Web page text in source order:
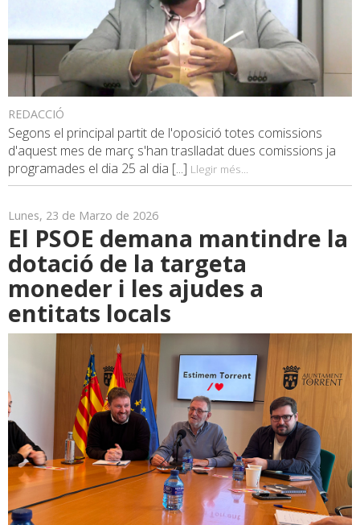
REDACCIÓ
Segons el principal partit de l'oposició totes comissions
d'aquest mes de març s'han traslladat dues comissions ja
programades el dia 25 al dia [...] Llegir més...
Lunes, 23 de Marzo de 2026
El PSOE demana mantindre la
dotació de la targeta
moneder i les ajudes a
entitats locals